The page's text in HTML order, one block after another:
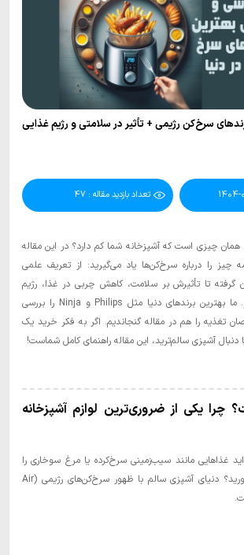
سرخ‌کن رژیمی + تأثیر در سلامتی و رژیم غذایی
تعداد بازدید مقاله : 47
همان چیزی است که آشپزخانه شما کم دارد؟ در این مقاله
را درباره سرخ‌کن‌ها یاد می‌گیرید: از تعریف علمی
گرفته تا تأثیرش بر سلامت، کاهش چربی در غذا، رژیم
غذایی و زندگی سالم‌تر. ما بهترین برندهای دنیا مثل Philips و Ninja را بررسی
تغذیه را هم در مقاله گنجاندیم. اگر به فکر خرید یک
آشپزی سالم‌ترید، این مقاله راهنمای کامل شماست!
یکی از ضروری‌ترین لوازم آشپزخانه
غذاهایی مانند سیب‌زمینی سرخ‌کرده یا مرغ سوخاری را
بدون احساس گناه بخورید؟ دنیای آشپزی سالم با ظهور سرخ‌کن‌های رژیمی (Air